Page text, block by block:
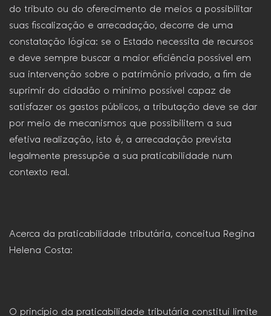
do tributo ou do oferecimento de meios a possibilitar
suas fiscalização e arrecadação, decorre de uma
constatação lógica: se o Estado necessita de recursos
e deve sempre buscar a maior eficiência possível em
sua intervenção sobre o patrimônio privado, a fim de
suprimir do cidadão o mínimo possível capaz de
satisfazer os gastos públicos, a tributação deve se dar
por meio de mecanismos que possibilitem a sua
efetiva realização, isto é, a arrecadação prevista
legalmente pressupõe a sua praticabilidade num
contexto real.
Acerca da praticabilidade tributária, conceitua Regina
Helena Costa:
O princípio da praticabilidade tributária constitui limite